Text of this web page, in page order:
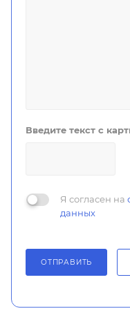
Введите текст с
Я согласен на
данных
ОТПРАВИТЬ